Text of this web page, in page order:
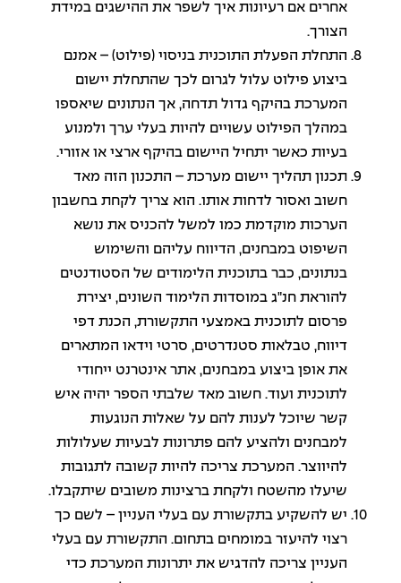
אחרים אם רעיונות איך לשפר את ההישגים במידת
הצורך.
התחלת הפעלת התוכנית בניסוי (פילוט) – אמנם
ביצוע פילוט עלול לגרום לכך שהתחלת יישום
המערכת בהיקף גדול תדחה, אך הנתונים שיאספו
במהלך הפילוט עשויים להיות בעלי ערך ולמנוע
בעיות כאשר יתחיל היישום בהיקף ארצי או אזורי.
תכנון תהליך יישום מערכת – התכנון הזה מאד
חשוב ואסור לדחות אותו. הוא צריך לקחת בחשבון
הערכות מוקדמת כמו למשל להכניס את נושא
השיפוט במבחנים, הדיווח עליהם והשימוש
בנתונים, כבר בתוכנית הלימודים של הסטודנטים
להוראת חנ"ג במוסדות הלימוד השונים, יצירת
פרסום לתוכנית באמצעי התקשורת, הכנת דפי
דיווח, טבלאות סטנדרטים, סרטי וידאו המתארים
את אופן ביצוע במבחנים, אתר אינטרנט ייחודי
לתוכנית ועוד. חשוב מאד שלבתי הספר יהיה איש
קשר שיוכל לענות להם על שאלות הנוגעות
למבחנים ולהציע להם פתרונות לבעיות שעלולות
להיווצר. המערכת צריכה להיות קשובה לתגובות
שיעלו מהשטח ולקחת ברצינות משובים שיתקבלו.
יש להשקיע בתקשורת עם בעלי העניין – לשם כך
רצוי להיעזר במומחים בתחום. התקשורת עם בעלי
העניין צריכה להדגיש את יתרונות המערכת כדי